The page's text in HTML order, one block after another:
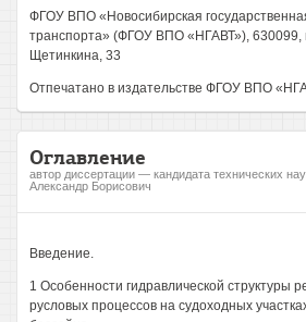
ФГОУ ВПО «Новосибирская
транспорта» (ФГОУ ВПО «НГАВТ»), 630099,
Щетинкина, 33
Отпечатано в издательстве ФГОУ ВПО
Оглавление
автор диссертации — кандидата технических
Александр Борисович
Введение.
1 Особенности гидравлической структуры
русловых процессов на судоходных